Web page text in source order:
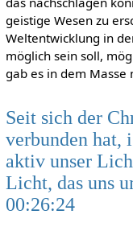
geistige Wesen zu
Weltentwicklung in
möglich sein soll,
gab es in dem Masse
Seit sich der
verbunden hat,
aktiv unser
Licht, das uns
00:26:24